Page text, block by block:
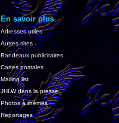
En savoir plus
Adresses utiles
Autres sites
Bandeaux publicitaires
Cartes postales
Mailing list
JHLW dans la presse
Photos à thèmes
Reportages